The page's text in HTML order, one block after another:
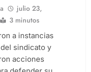
julio 23,
3 minutos
a instancias
sindicato y
acciones